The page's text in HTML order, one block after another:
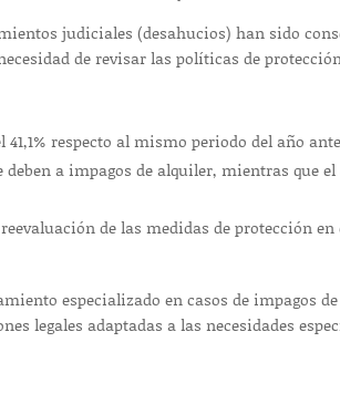
judiciales (desahucios) han sido
de revisar las políticas de
41,1% respecto al mismo periodo del año
deben a impagos de alquiler, mientras que
de las medidas de protección
especializado en casos de impagos
legales adaptadas a las necesidades